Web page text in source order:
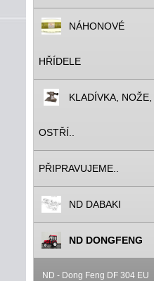
NÁHONOVÉ
HŘÍDELE
KLADÍVKA, NOŽE,
OSTŘÍ..
PŘIPRAVUJEME..
ND DABAKI
ND DONGFENG
ND - Dong Feng DF 304 EU